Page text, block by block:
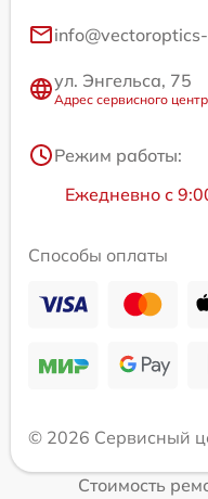
ул. Энгельса, 75
Адрес сервисного
Режим работы:
Ежедневно с
Способы оплаты
© 2026 Сервисный
Стоимость